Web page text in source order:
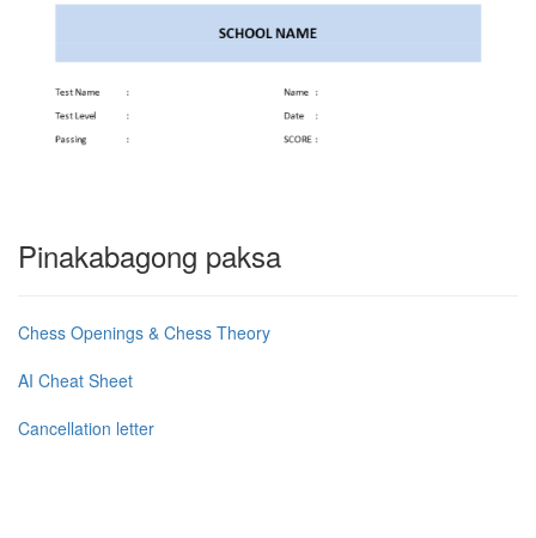
Pinakabagong paksa
Chess Openings & Chess Theory
AI Cheat Sheet
Cancellation letter